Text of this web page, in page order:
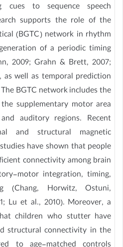
cues to sequence speech
supports the role of the
(BGTC) network in rhythm
of a periodic timing
2009; Grahn & Brett, 2007;
as well as temporal prediction
BGTC network includes the
supplementary motor area
auditory regions. Recent
and structural magnetic
have shown that people
connectivity among brain
motor integration, timing,
(Chang, Horwitz, Ostuni,
Lu et al., 2010). Moreover, a
children who stutter have
structural connectivity in the